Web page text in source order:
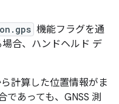
機能フラグを通
合、ハンドヘルド デ
計算した位置情報がま
であっても、GNSS 測